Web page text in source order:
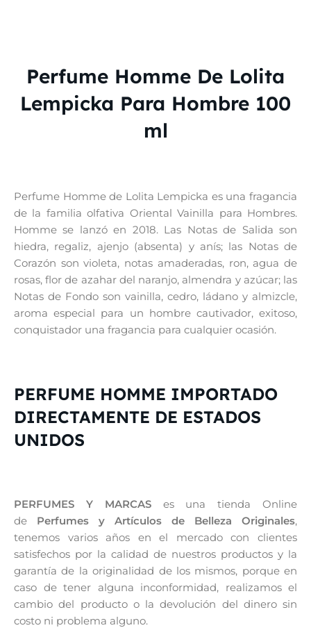
Perfume Homme De Lolita
Lempicka Para Hombre 100
ml
Perfume Homme de Lolita Lempicka es una fragancia
de la familia olfativa Oriental Vainilla para Hombres.
Homme se lanzó en 2018. Las Notas de Salida son
hiedra, regaliz, ajenjo (absenta) y anís; las Notas de
Corazón son violeta, notas amaderadas, ron, agua de
rosas, flor de azahar del naranjo, almendra y azúcar; las
Notas de Fondo son vainilla, cedro, ládano y almizcle,
aroma especial para un hombre cautivador, exitoso,
conquistador una fragancia para cualquier ocasión.
PERFUME HOMME IMPORTADO
DIRECTAMENTE DE ESTADOS
UNIDOS
PERFUMES Y MARCASes una tienda Online
de Perfumes y Artículos de Belleza Originales,
tenemos varios años en el mercado con clientes
satisfechos por la calidad de nuestros productos y la
garantía de la originalidad de los mismos, porque en
caso de tener alguna inconformidad, realizamos el
cambio del producto o la devolución del dinero sin
costo ni problema alguno.